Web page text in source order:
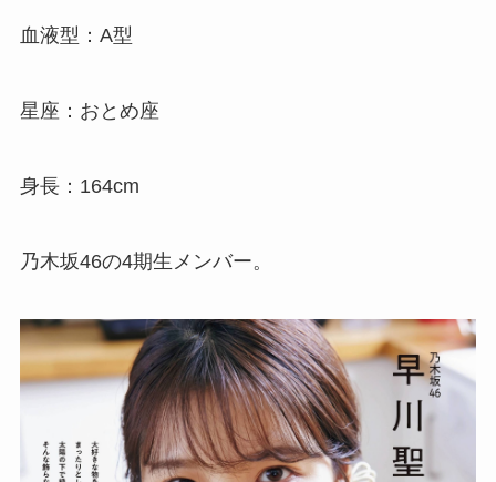
血液型：A型
星座：おとめ座
身長：164cm
乃木坂46の4期生メンバー。